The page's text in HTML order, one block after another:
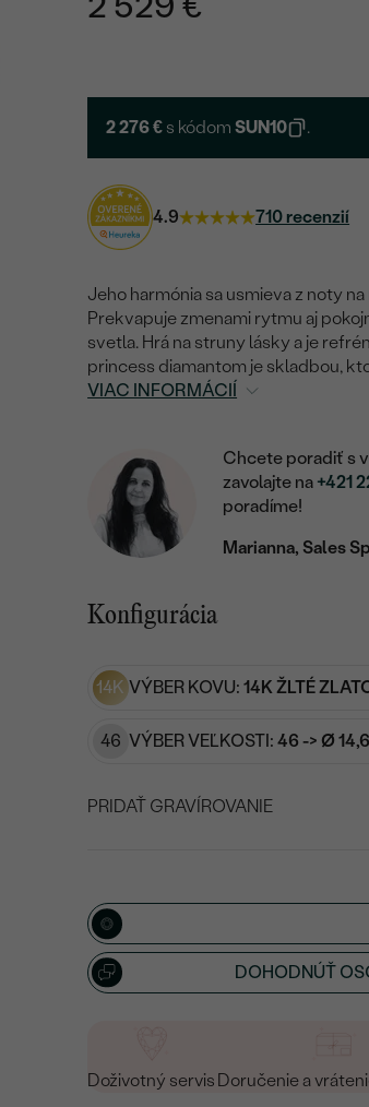
2 276 € s kódomSUN10 .
4.9 710 recenzií
Jeho harmónia sa usmieva z noty
Prekvapuje zmenami rytmu aj
svetla. Hrá na struny lásky a je
princess diamantom je skladbou,
VIAC INFORMÁCIÍ
Chcete poradiť s
zavolajte na +421
poradíme!
Marianna, Sales
Konfigurácia
14K VÝBER KOVU: 14K ŽLTÉ
46 VÝBER VEĽKOSTI: 46 -> Ø
PRIDAŤ GRAVÍROVANIE
Napíšte iniciály/text
15/ 15 ZNAKOV
DOHODNÚŤ
Doživotný servis Doručenie a